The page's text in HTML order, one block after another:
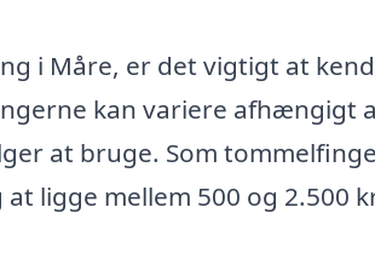
i Måre, er det vigtigt at
kan variere afhængigt
at bruge. Som
ligge mellem 500 og 2.500